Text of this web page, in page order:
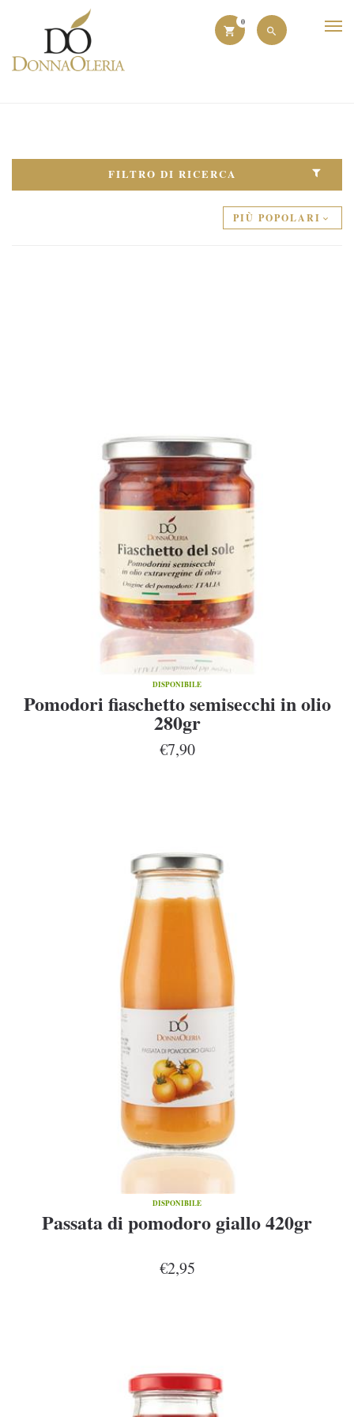
0
FILTRO DI RICERCA
PIÙ POPOLARI
DISPONIBILE
Pomodori fiaschetto semisecchi in olio
280gr
€7,90
DISPONIBILE
Passata di pomodoro giallo 420gr
€2,95